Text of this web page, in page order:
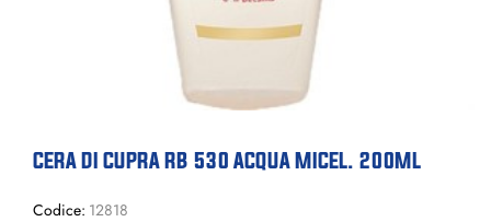
CERA DI CUPRA RB 530 ACQUA MICEL. 200ML
Codice: 12818